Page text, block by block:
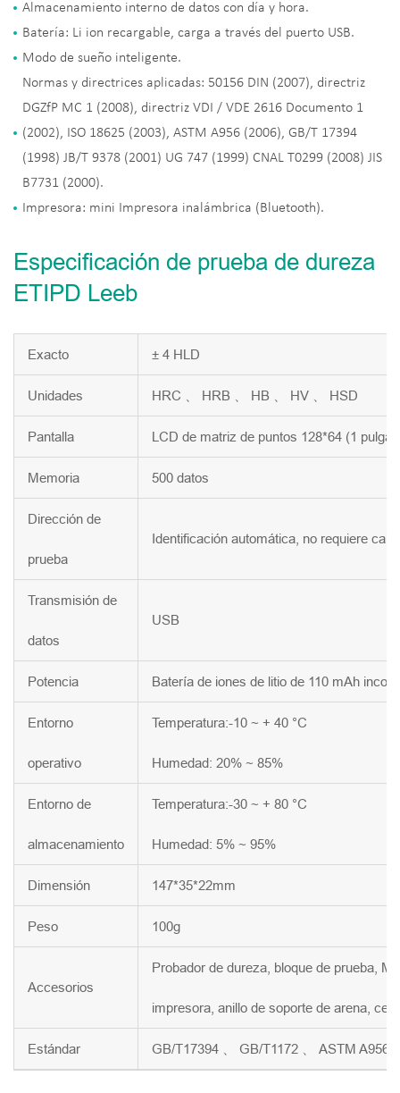
Almacenamiento interno de datos con día y hora.
Batería: Li ion recargable, carga a través del puerto USB.
Modo de sueño inteligente.
Normas y directrices aplicadas: 50156 DIN (2007), directriz
DGZfP MC 1 (2008), directriz VDI / VDE 2616 Documento 1
(2002), ISO 18625 (2003), ASTM A956 (2006), GB/T 17394
(1998) JB/T 9378 (2001) UG 747 (1999) CNAL T0299 (2008) JIS
B7731 (2000).
Impresora: mini Impresora inalámbrica (Bluetooth).
Especificación de prueba de dureza
ETIPD Leeb
Exacto ± 4 HLD
Unidades HRC 、 HRB 、 HB 、 HV 、 HSD
Pantalla LCD de matriz de puntos 128*64 (1
Memoria 500 datos
Dirección de
prueba
Identificación automática, no requiere
Transmisión de
datos
USB
Potencia Batería de iones de litio de 110 mAh
Entorno
operativo
Temperatura:-10 ~ + 40 °C
Humedad: 20% ~ 85%
Entorno de
almacenamiento
Temperatura:-30 ~ + 80 °C
Humedad: 5% ~ 95%
Dimensión 147*35*22mm
Peso 100g
Accesorios
Probador de dureza, bloque de prueba,
impresora, anillo de soporte de arena,
Estándar GB/T17394 、 GB/T1172 、 ASTM A956